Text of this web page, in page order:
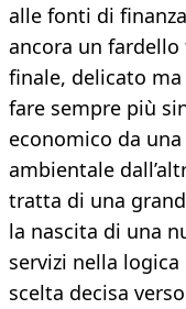
alle fonti di
ancora un
finale, delicato
fare sempre più
economico da
ambientale
tratta di una
la nascita di una
servizi nella logica
scelta decisa